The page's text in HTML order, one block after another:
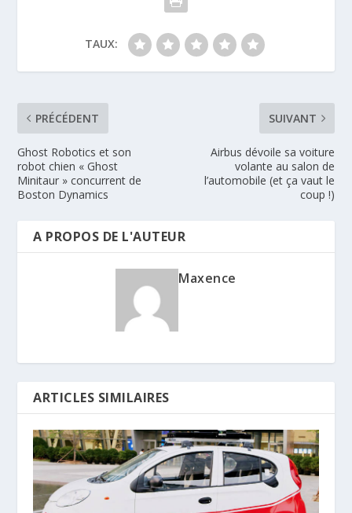
TAUX:
PRÉCÉDENT
Ghost Robotics et son
robot chien « Ghost
Minitaur » concurrent de
Boston Dynamics
SUIVANT
Airbus dévoile sa voiture
volante au salon de
l’automobile (et ça vaut le
coup !)
A PROPOS DE L'AUTEUR
Maxence
ARTICLES SIMILAIRES